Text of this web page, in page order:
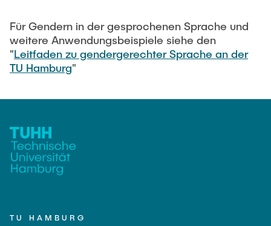
Für Gendern in der gesprochenen Sprache und
weitere Anwendungsbeispiele siehe den
"Leitfaden zu gendergerechter Sprache an der
TU Hamburg"
TU HAMBURG